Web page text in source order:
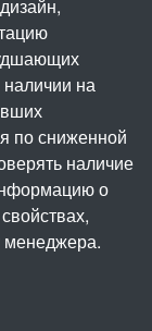
наличии на
по сниженной
наличие
о
менеджера.